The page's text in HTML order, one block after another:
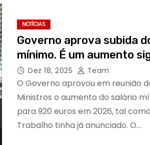
NOTÍCIAS
Governo aprova subida
mínimo. É um aumento
Dez 18, 2025 Team
O Governo aprovou em reunião
Ministros o aumento do salário
para 920 euros em 2026, tal
Trabalho tinha já anunciado. O…